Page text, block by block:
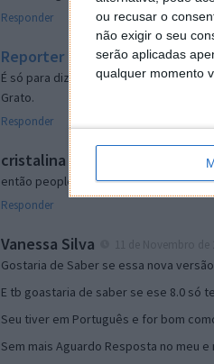
ou recusar o
não exigir o seu
serão aplicadas
qualquer momento
Responder
Reporter 7 de Novembro de 2005 às
É só para dizer que ainda não me
Grato.
Responder
cristalina 11 de Novembro de 2005
então people
Responder
Vanessa Silva
Gostaria de Saber se essa nova
E tb goastaria de saber se ese 8.0 só
Seu tiver em Português e for bom
Sem mais Aguardo Resposta no meu e